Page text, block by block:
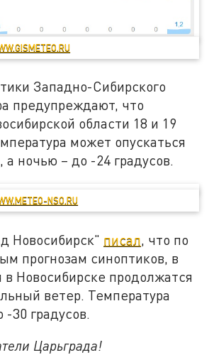
Западно-Сибирского
предупреждают, что
области 18 и 19
может опускаться
а ночью – до -24 градусов.
NSO.RU
Новосибирск" писал , что по
прогнозам синоптиков, в
в Новосибирске продолжатся
ветер. Температура
30 градусов.
Царьграда!